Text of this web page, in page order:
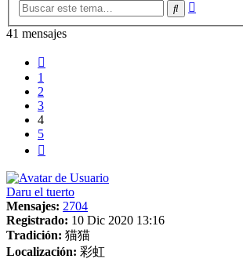
Buscar
41 mensajes
1
2
3
4
5
Daru el tuerto
Mensajes: 2704
Registrado: 10 Dic 2020 13:16
Tradición: 猫猫
Localización: 彩虹